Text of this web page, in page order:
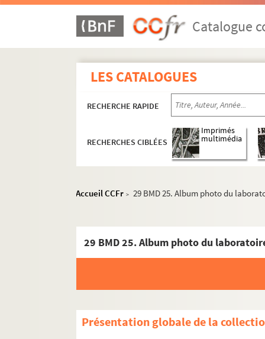
Catalogue
LES CATALOGUES
RECHERCHE RAPIDE
RECHERCHES CIBLÉES
Imprimés
multimédia
Accueil CCFr > 29 BMD 25. Album photo du
29 BMD 25. Album photo du
Présentation globale de la